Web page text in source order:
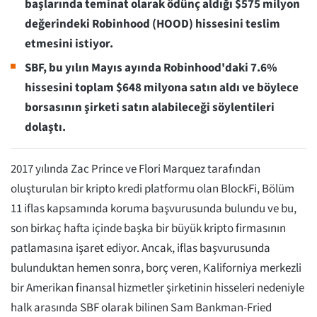
başlarında teminat olarak ödünç aldığı $575 milyon
değerindeki Robinhood (HOOD) hissesini teslim
etmesini istiyor.
SBF, bu yılın Mayıs ayında Robinhood'daki 7.6%
hissesini toplam $648 milyona satın aldı ve böylece
borsasının şirketi satın alabileceği söylentileri
dolaştı.
2017 yılında Zac Prince ve Flori Marquez tarafından
oluşturulan bir kripto kredi platformu olan BlockFi, Bölüm
11 iflas kapsamında koruma başvurusunda bulundu ve bu,
son birkaç hafta içinde başka bir büyük kripto firmasının
patlamasına işaret ediyor. Ancak, iflas başvurusunda
bulunduktan hemen sonra, borç veren, Kaliforniya merkezli
bir Amerikan finansal hizmetler şirketinin hisseleri nedeniyle
halk arasında SBF olarak bilinen Sam Bankman-Fried